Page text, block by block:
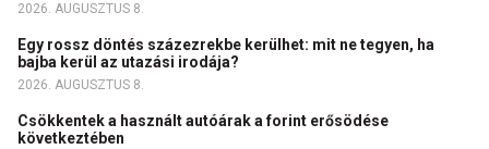
2026. AUGUSZTUS 8.
Egy rossz döntés százezrekbe kerülhet: mit ne tegyen, ha
bajba kerül az utazási irodája?
2026. AUGUSZTUS 8.
Csökkentek a használt autóárak a forint erősödése
következtében